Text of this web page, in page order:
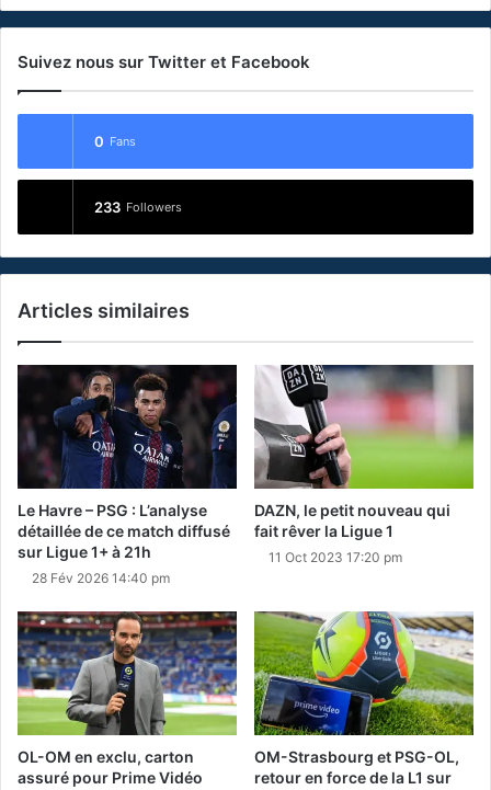
Suivez nous sur Twitter et Facebook
0 Fans
233 Followers
Articles similaires
Le Havre – PSG : L’analyse
détaillée de ce match diffusé
sur Ligue 1+ à 21h
28 Fév 2026 14:40 pm
DAZN, le petit nouveau qui
fait rêver la Ligue 1
11 Oct 2023 17:20 pm
OL-OM en exclu, carton
assuré pour Prime Vidéo
OM-Strasbourg et PSG-OL,
retour en force de la L1 sur